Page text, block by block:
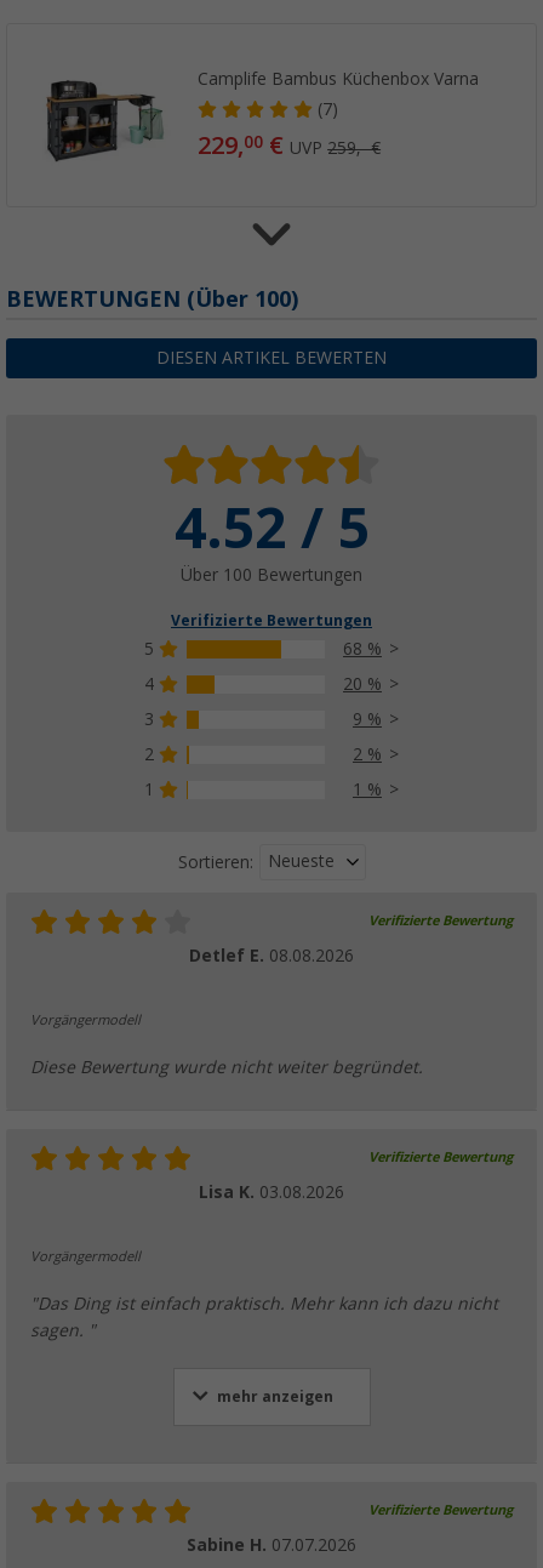
Camplife Bambus Küchenbox Varna
(7)
229,00 € UVP259,- €
Camplife Samara Küchenbox /
ab 139,00 €UVP 159,- €
BEWERTUNGEN (Über 100)
DIESEN ARTIKEL BEWERTEN
4.52 / 5
Über 100 Bewertungen
Verifizierte Bewertungen
5
68 %
4
20 %
3
9 %
2
2 %
1
1 %
Sortieren: Neueste
Verifizierte Bewertung
Detlef E. 08.08.2026
Vorgängermodell
Diese Bewertung wurde nicht weiter begründet.
Verifizierte Bewertung
Lisa K. 03.08.2026
Vorgängermodell
"Das Ding ist einfach praktisch. Mehr kann ich dazu nicht
sagen. "
mehr anzeigen
Verifizierte Bewertung
Sabine H. 07.07.2026